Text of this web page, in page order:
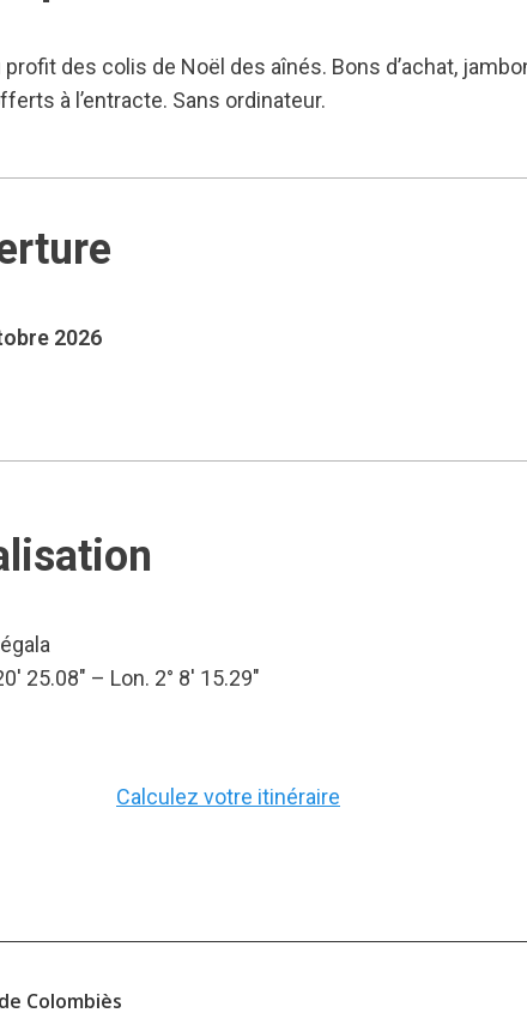
profit des colis de Noël des aînés. Bons d’achat,
à l’entracte. Sans ordinateur.
2026
25.08″ – Lon. 2° 8′ 15.29″
Calculez votre itinéraire
Colombiès